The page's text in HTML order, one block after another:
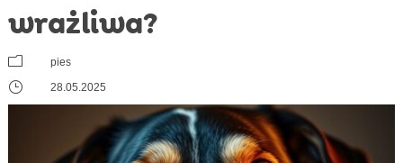
wrażliwa?
m pies
} 28.05.2025